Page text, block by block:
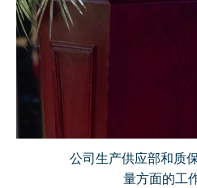
公司生产供应部和质保
量方面的工